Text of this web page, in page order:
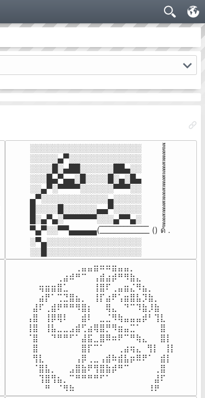
░░░░░░░░░░░░░░░░░░░░
░░░░░▄▀░░░░░░░░░░░░░
░░░░█░▄██░░░░░░██▄░░
░░░█▄▀▄▄░█░░░░█░▄░█▄
░░▄▀░▀▀▀▀░░░░░░▀▀▀░░
▄▀░░░░░░░░░░░░▄░░░░░
█░░░░█░░░░░░▄▄▀░░░░░
█░▄▀▄░▀▀▀▀▀▀░░░▄▀▀▄░
▀▄▀░░▀▀▄▄▄▄▄(_̅_̅_̅_̅_̅_̅_̅_̅_̅_̅_̅_̅_̅_̅ () ด้็็็็็้็็็็็้็็็็็้็็็็็้็็็็็้็็็็็้็็็็็้็็็็็ .
░▀▄░░░░░░░░░░░░░░░░░
░░█░░░░░░░░░░░░░░░░░
⠀⠀⠀⠀⠀⠀⠀⠀⢀⣤⣤⣶⠶⠶⣶⣤⣤⡀⠀⠀⠀⠀⠀⠀
⠀⠀⠀⠀⠀⢀⣴⠾⠛⠉⠀⢠⣾⣴⡾⠛⠻⣷⣄⠀⠀⠀⠀⠀
⠀⠀⢶⣶⣶⣿⣁⠀⠀⠀⠀⢸⣿⠏⢀⣤⣶⣌⠻⣦⡀⠀⠀⠀
⠀⠀⣴⡟⠁⢉⣙⣿⣦⡀⠀⢸⡏⣴⠟⢡⣶⣿⣧⡹⣷⡀⠀⠀
⠀⣼⠏⢀⣾⠟⠛⠛⠻⣿⡆⠀⠀⢿⣄⠀⠙⠉⠹⣷⡸⣷⠀⠀
⢠⣿⠀⢸⡿⢿⠇⠀⠀⣾⠇⠀⣀⣈⠻⢷⣤⣤⣤⡾⠃⢹⣇⠀
⢸⣿⠀⢸⣧⣀⣀⣠⣾⢋⣴⢿⣿⡛⠻⣶⣤⣉⠁⠀⠀⠀⣿⠀
⠈⣿⠀⠀⠙⠛⠛⠋⠁⣼⣯⣀⣿⠿⠶⠟⠉⠛⢷⣄⠀⠀⣿⡇
⠀⣿⠀⠀⠀⠀⠀⠀⠀⣿⡏⠉⠁⠀⠀⢀⣴⢶⣄  ⢻⡇  ⢸⡇
⠀⢻⣇⠀⠀⠀⠀⠀⢠⡿⢀⣀⢠⣾⠷⣾⣧⡶⠿⠟⠁⠀⣾⡇
⠀⠈⣿⣧⡀⠀⠀⣠⣿⣷⠟⢻⣿⣷⡾⠛⠉⠀⠀⠀⠀⢀⣿⠀
⠀⠀⢹⣿⢻⣦⡀⠉⠛⠛⠛⠛⠋⠁⠀⠀⠀⠀⠀⠀⠀⣼⠏⠀
⠀⠀⠀⠛⠀⠈⠻⠷⠀⠀⠀⠀⠀⠀⠀⠀⠀⠀⠀⠀⠸⠟⠀⠀